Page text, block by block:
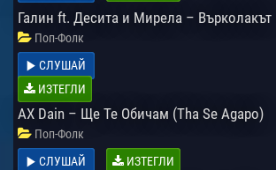
Галин ft. Десита и Мирела – Върколакът
Поп-Фолк
СЛУШАЙ
ИЗТЕГЛИ
AX Dain – Ще Те Обичам (Tha Se Agapo)
Поп-Фолк
СЛУШАЙ
ИЗТЕГЛИ